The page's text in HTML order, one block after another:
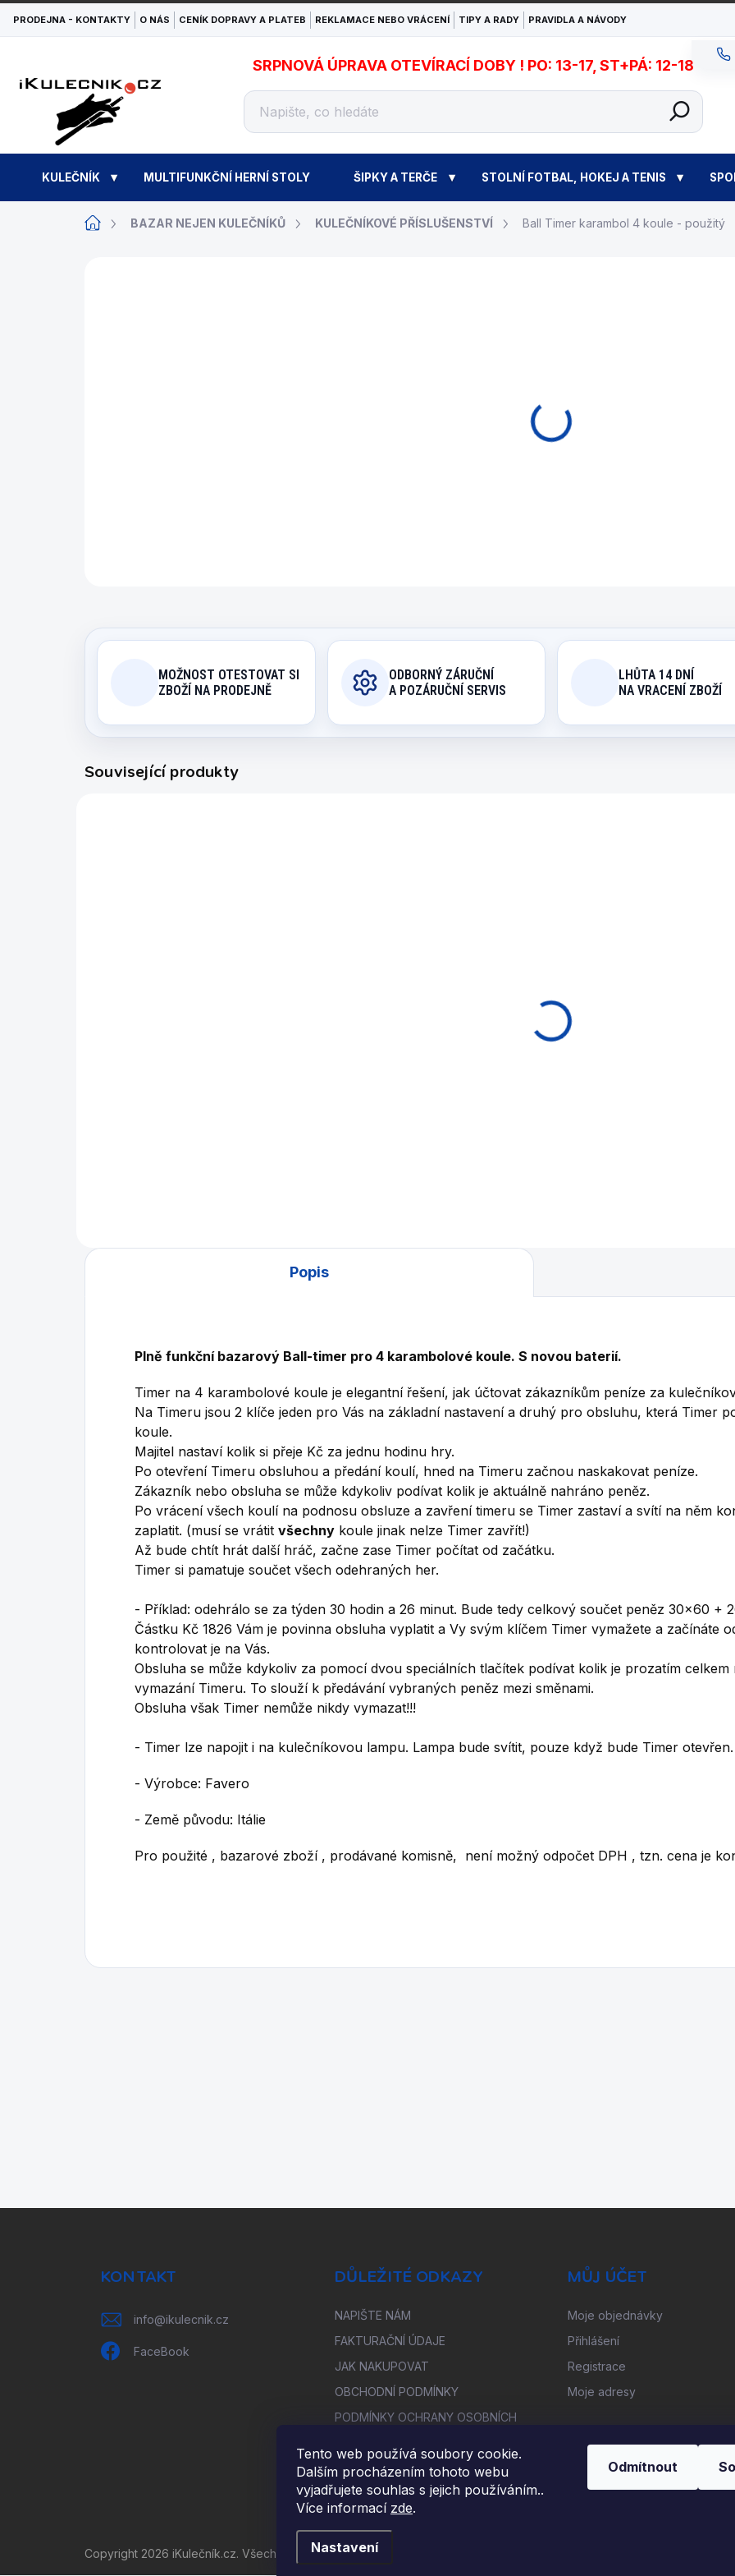
Tento web používá soubory cookie.
Dalším procházením tohoto webu
vyjadřujete souhlas s jejich používáním..
Více informací zde.
Nastavení
Odmítnout
Přejít
obsah
PRODEJNA - KONTAKTY O NÁS CENÍK DOPRAVY A PLATEB REKLAMACE NEBO VRÁCENÍ TIPY A RADY PRAVIDLA A NÁVODY
SRPNOVÁ ÚPRAVA OTEVÍRACÍ DOBY ! PO: 13-17, ST+PÁ: 12-18
KULEČNÍK MULTIFUNKČNÍ HERNÍ STOLY ŠIPKY A TERČE STOLNÍ FOTBAL, HOKEJ A TENIS
DomůBAZAR NEJEN KULEČNÍKŮ KULEČNÍKOVÉ PŘÍSLUŠENSTVÍ Ball Timer karambol 4 koule - použitý
MOŽNOST OTESTOVAT SI
ZBOŽÍ NA PRODEJNĚ
ODBORNÝ ZÁRUČNÍ
A POZÁRUČNÍ SERVIS
LHŮTA 14 DNÍ
NA VRACENÍ ZBOŽÍ
Související produkty
Popis
Plně funkční bazarový Ball-timer pro 4 karambolové koule. S novou baterií.
Timer na 4 karambolové koule je elegantní řešení, jak účtovat zákazníkům peníze za
Na Timeru jsou 2 klíče jeden pro Vás na základní nastavení a druhý pro obsluhu, která Timer
koule.
Majitel nastaví kolik si přeje Kč za jednu hodinu hry.
Po otevření Timeru obsluhou a předání koulí, hned na Timeru začnou naskakovat peníze.
Zákazník nebo obsluha se může kdykoliv podívat kolik je aktuálně nahráno peněz.
Po vrácení všech koulí na podnosu obsluze a zavření timeru se Timer zastaví a svítí na něm
zaplatit. (musí se vrátit všechny koule jinak nelze Timer zavřít!)
Až bude chtít hrát další hráč, začne zase Timer počítat od začátku.
Timer si pamatuje součet všech odehraných her.
- Příklad: odehrálo se za týden 30 hodin a 26 minut. Bude tedy celkový součet peněz 30x60 +
Částku Kč 1826 Vám je povinna obsluha vyplatit a Vy svým klíčem Timer vymažete a začínáte
kontrolovat je na Vás.
Obsluha se může kdykoliv za pomocí dvou speciálních tlačítek podívat kolik je prozatím
vymazání Timeru. To slouží k předávání vybraných peněz mezi směnami.
Obsluha však Timer nemůže nikdy vymazat!!!
- Timer lze napojit i na kulečníkovou lampu. Lampa bude svítit, pouze když bude Timer otevřen.
- Výrobce: Favero
- Země původu: Itálie
Pro použité , bazarové zboží , prodávané komisně, není možný odpočet DPH , tzn. cena je
KONTAKT
info@ikulecnik.cz
FaceBook
DŮLEŽITÉ ODKAZY
NAPIŠTE NÁM
FAKTURAČNÍ ÚDAJE
JAK NAKUPOVAT
OBCHODNÍ PODMÍNKY
PODMÍNKY OCHRANY OSOBNÍCH
ODSTOUPENÍ OD SMLOUVY
UPLATNĚNÍ REKLAMACE
MŮJ ÚČET
Moje objednávky
Přihlášení
Registrace
Moje adresy
Copyright 2026 iKulečník.cz. Všechna práva vyhrazena.